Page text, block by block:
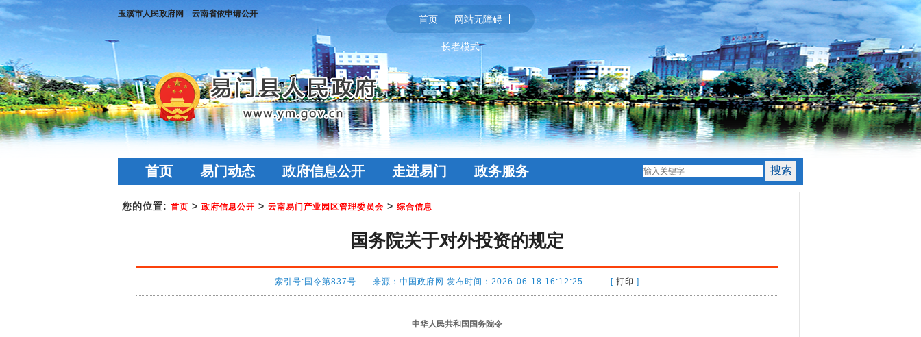
首页 网站无障碍
长者模式
玉溪市人民政府网 云南省依申请公开
首页 易门动态 政府信息公开 走进易门 政务服务
您的位置: 首页 > 政府信息公开 > 云南易门产业园区管理委员会 > 综合信息
国务院关于对外投资的规定
索引号:国令第837号 来源：中国政府网 发布时间：2026-06-18 16:12:25 [ 打印 ]
中华人民共和国国务院令